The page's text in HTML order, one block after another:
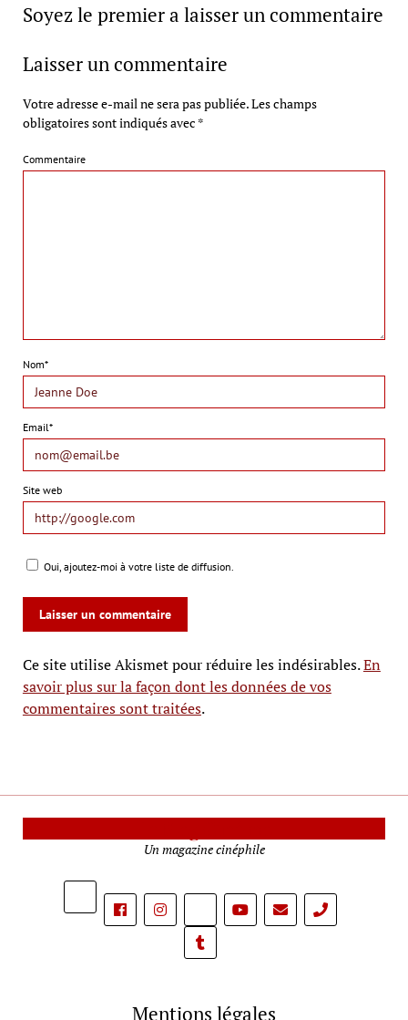
Soyez le premier a laisser un commentaire
Laisser un commentaire
Votre adresse e-mail ne sera pas publiée.Les champs
obligatoires sont indiqués avec *
Commentaire
Nom*
Email*
Site web
Oui, ajoutez-moi à votre liste de diffusion.
Ce site utilise Akismet pour réduire les indésirables.En
savoir plus sur la façon dont les données de vos
commentaires sont traitées.
Un magazine cinéphile
phone
Mentions légales